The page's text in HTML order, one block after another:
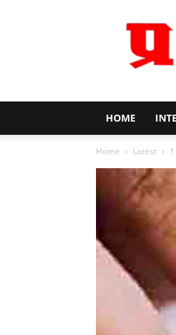
HOME
Home Latest